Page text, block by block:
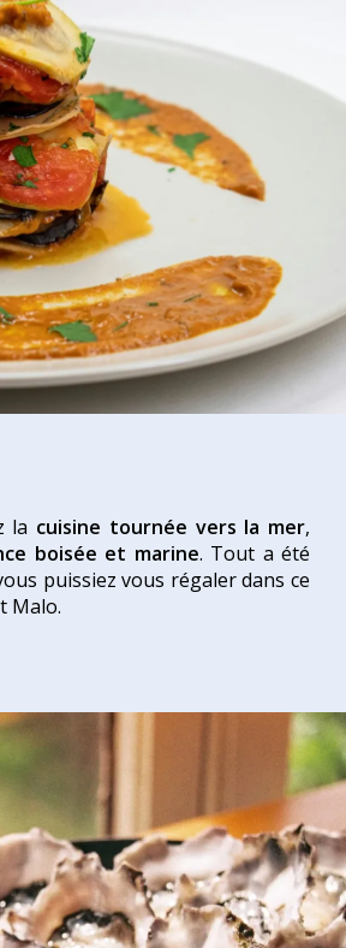
la cuisine tournée vers la mer,
boisée et marine. Tout a été
puissiez vous régaler dans ce
Malo.